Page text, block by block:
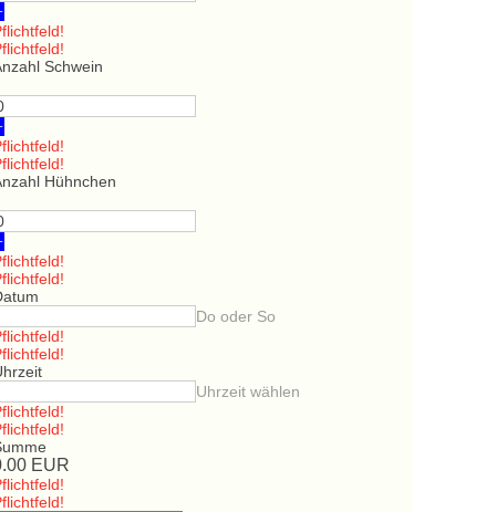
Schwein
Hühnchen
Do oder So
Uhrzeit wählen
EUR